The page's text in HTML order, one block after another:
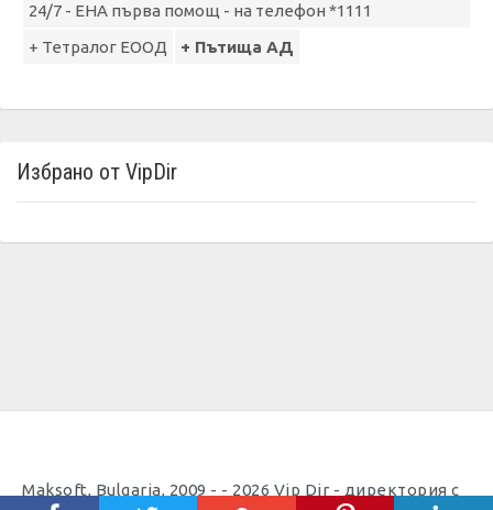
24/7 - ЕНА първа помощ - на телефон *1111
+ Тетралог ЕООД
+ Пътища АД
Избрано от VipDir
Maksoft, Bulgaria, 2009 - - 2026 Vip Dir - директория с